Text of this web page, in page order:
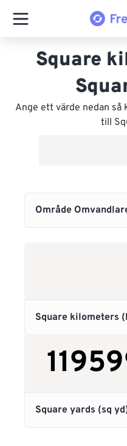
Square
Ange ett värde nedan
till